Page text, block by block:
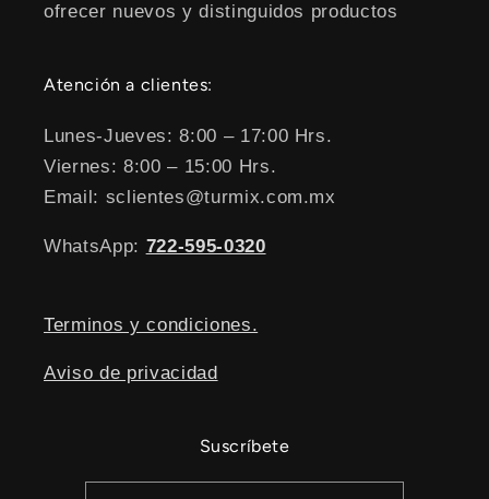
ofrecer nuevos y distinguidos productos
Atención a clientes:
Lunes-Jueves: 8:00 – 17:00 Hrs.
Viernes: 8:00 – 15:00 Hrs.
Email: sclientes@turmix.com.mx
WhatsApp: 722-595-0320
Terminos y condiciones.
Aviso de privacidad
Suscríbete